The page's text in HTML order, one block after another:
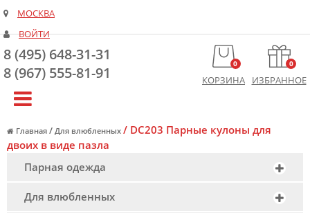
МОСКВА
ВОЙТИ
8 (495) 648-31-31
8 (967) 555-81-91
0
КОРЗИНА
0
ИЗБРАННОЕ
Главная / Для влюбленных / DC203 Парные кулоны для
двоих в виде пазла
Парная одежда
Для влюбленных